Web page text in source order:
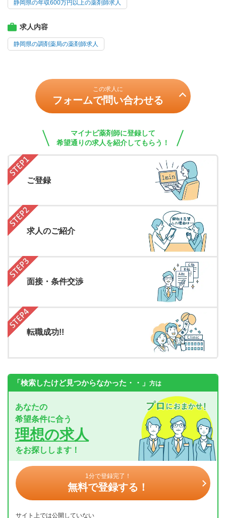
静岡県の年収600万円以上の薬剤師求人
求人内容
静岡県の調剤薬局の薬剤師求人
この求人に
フォームで問い合わせる
マイナビ薬剤師に登録して
希望通りの求人を紹介してもらう！
ご登録
求人のご紹介
面接・条件交渉
転職成功!!
「検索したけど見つからなかった・・」 方は
あなたの
希望条件に合う
理想の求人
をお探しします！
1分で登録完了！
無料で登録する！
サイト上では公開していない